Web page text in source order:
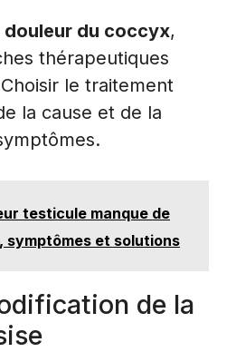
douleur du coccyx,
thérapeutiques
le traitement
la cause et de la
testicule manque de
symptômes et solutions
de la